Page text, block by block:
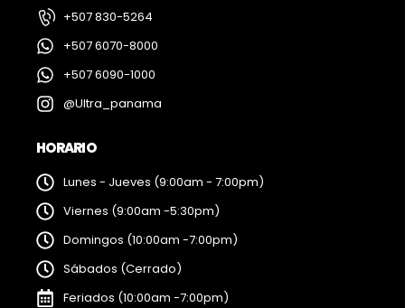
+507 830-5264
+507 6070-8000
+507 6090-1000
@Ultra_panama
HORARIO
Lunes - Jueves (9:00am - 7:00pm)
Viernes (9:00am -5:30pm)
Domingos (10:00am -7:00pm)
Sábados (Cerrado)
Feriados (10:00am -7:00pm)